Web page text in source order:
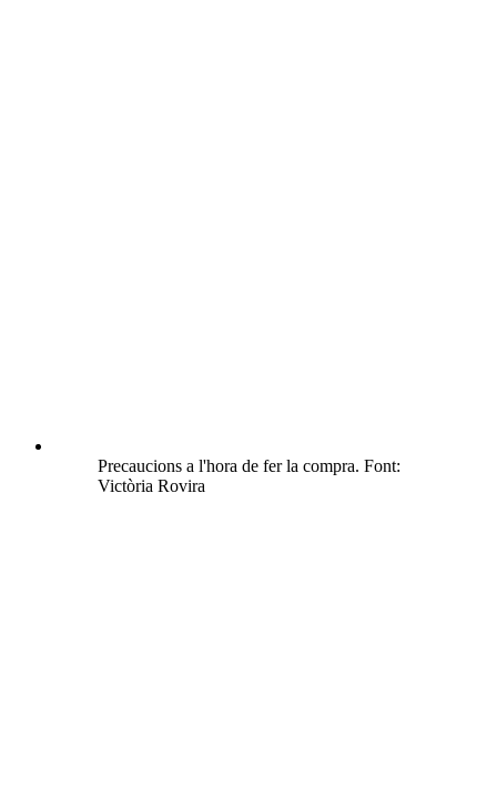
Precaucions a l'hora de fer la compra. Font:
Victòria Rovira